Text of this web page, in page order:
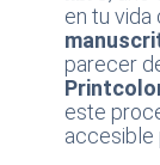
en tu vida
parecer
este
accesible